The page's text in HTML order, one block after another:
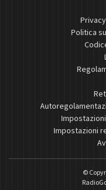
Politica
Impostazioni
©